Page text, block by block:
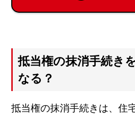
抵当権の抹消手続き
なる？
抵当権の抹消手続きは、住